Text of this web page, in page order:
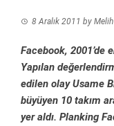
8 Aralık 2011 by
Facebook, 2001’de
Yapılan
edilen olay Usame
büyüyen 10 takım
yer aldı. Planking